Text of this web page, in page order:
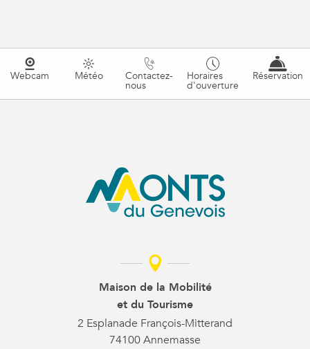
Webcam Météo Contactez-
nous
Horaires
d'ouverture
Réservation
Maison de la Mobilité
et du Tourisme
2 Esplanade François-Mitterand
74100 Annemasse